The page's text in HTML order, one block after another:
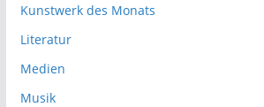
Kunstwerk des Monats
Literatur
Medien
Musik